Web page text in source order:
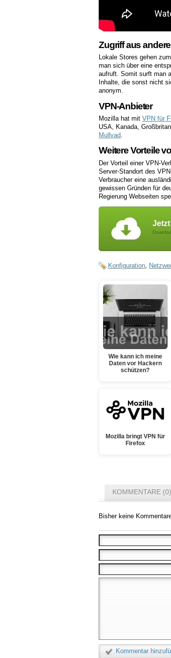
Zugriff aus
Lokale Stores gehen
man sich über eine
aufruft. Somit surft man
Inhalte, die sonst nicht
anonym.
VPN-Anbieter
Mozilla hat mit VPN für
USA, Kanada,
Mullvad
Weitere Vorteile
Der Vorteil einer VPN-
Server-Standort des
Verbraucher eine
gewissen Gründen für
Regierung Webseiten
Konfiguration,
Wie kann ich meine
Daten vor Hackern
schützen?
Mozilla bringt VPN für
Firefox
KOMMENTARE (0)
Bisher keine
Kommentar